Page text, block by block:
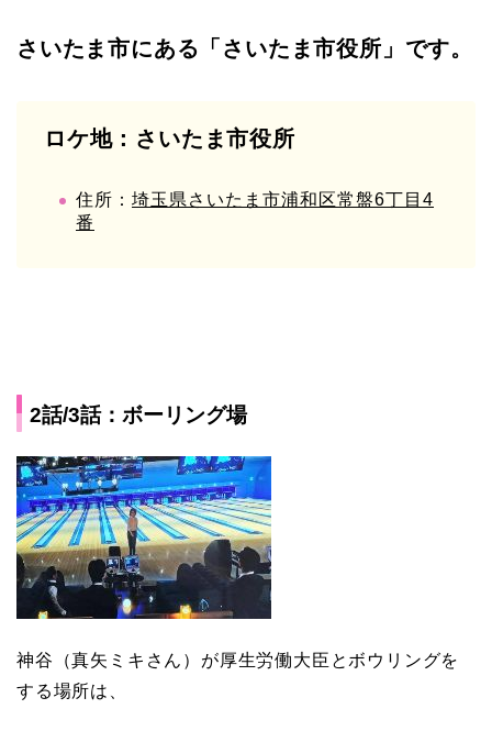
さいたま市にある「さいたま市役所」です。
ロケ地：さいたま市役所
住所： 埼玉県さいたま市浦和区常盤6丁目4
番
2話/3話：ボーリング場
神谷（真矢ミキさん）が厚生労働大臣とボウリングを
する場所は、